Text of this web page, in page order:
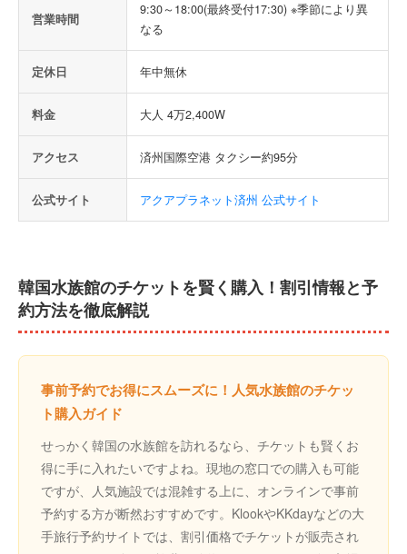
営業時間
9:30～18:00(最終受付17:30) ※季節により異
なる
定休日 年中無休
料金 大人 4万2,400W
アクセス 済州国際空港 タクシー約95分
公式サイト アクアプラネット済州 公式サイト
韓国水族館のチケットを賢く購入！割引情報と予
約方法を徹底解説
事前予約でお得にスムーズに！人気水族館のチケッ
ト購入ガイド
せっかく韓国の水族館を訪れるなら、チケットも賢くお
得に手に入れたいですよね。現地の窓口での購入も可能
ですが、人気施設では混雑する上に、オンラインで事前
予約する方が断然おすすめです。KlookやKKdayなどの大
手旅行予約サイトでは、割引価格でチケットが販売され